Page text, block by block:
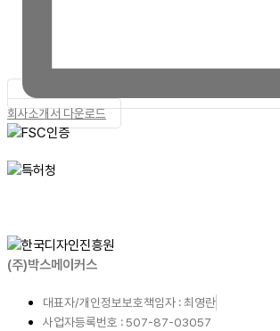
회사소개서 다운로드
(주)박스메이커스
대표자/개인정보보호책임자 : 최영란
사업자등록번호 : 507-87-03057